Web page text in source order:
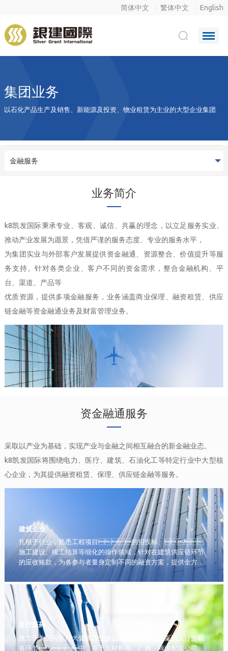
简体中文 繁体中文 English
集团业务
以石化产品生产及销售、新能源及投资、物业租赁为主业的大型企业集团
金融服务
业务简介
k8凯发国际秉承专业、客观、诚信、共赢的理念，以立足服务实业、
推动产业发展为愿景，凭借严谨的服务态度、专业的服务水平，
为集团实业与外部客户发展提供资金融通、资源整合、价值提升等服
务支持。针对各类企业、客户不同的资金需求，整合金融机构、平
台、渠道、产品等
优质资源，提供多项金融服务，业务涵盖商业保理、融资租赁、供应
链金融等资金融通业务及财富管理业务。
资金融通服务
采取以产业为基础，实现产业与金融之间相互融合的新金融业态。
k8凯发国际将围绕电力、医疗、建筑、石油化工等特定行业中大型核
心企业，为其提供融资租赁、保理、供应链金融等服务。
建筑企业
扎根于行业，熟悉工程项目的招投标、
施工建设、竣工结算等细化的操作领域，针对在建筑供应链环节
的应收账款，为各参与者量身定制不同的融资方案，提供全方位
医疗医药
致力于为医药医疗大健康产业链提供金融服务。在医药医疗交易
各环节中，基于原材料商、厂商、商业配送公司、